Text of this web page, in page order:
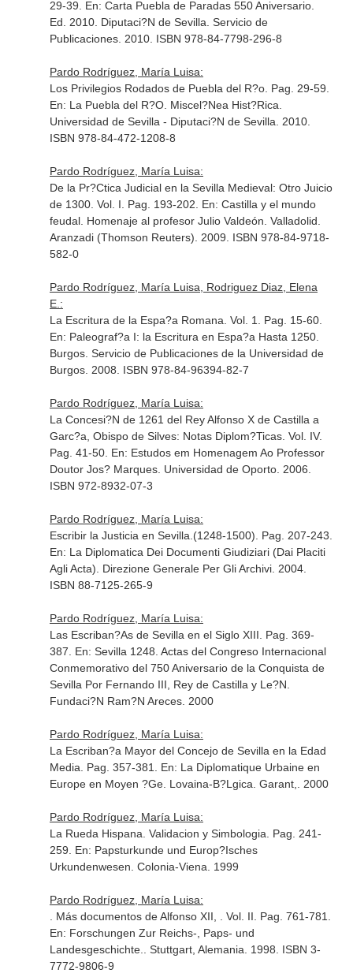
29-39. En: Carta Puebla de Paradas 550 Aniversario.
Ed. 2010. Diputaci?N de Sevilla. Servicio de
Publicaciones. 2010. ISBN 978-84-7798-296-8
Pardo Rodríguez, María Luisa:
Los Privilegios Rodados de Puebla del R?o. Pag. 29-59.
En: La Puebla del R?O. Miscel?Nea Hist?Rica
Universidad de Sevilla - Diputaci?N de Sevilla. 2010.
ISBN 978-84-472-1208-8
Pardo Rodríguez, María Luisa:
De la Pr?Ctica Judicial en la Sevilla Medieval: Otro Juicio
de 1300. Vol. I. Pag. 193-202. En: Castilla y el mundo
feudal. Homenaje al profesor Julio Valdeón . Valladolid.
Aranzadi (Thomson Reuters). 2009. ISBN 978-84-9718-
582-0
Pardo Rodríguez, María Luisa, Rodriguez Diaz, Elena
E.:
La Escritura de la Espa?a Romana. Vol. 1. Pag. 15-60.
En: Paleograf?a I: la Escritura en Espa?a Hasta 1250.
Burgos. Servicio de Publicaciones de la Universidad de
Burgos. 2008. ISBN 978-84-96394-82-7
Pardo Rodríguez, María Luisa:
La Concesi?N de 1261 del Rey Alfonso X de Castilla a
Garc?a, Obispo de Silves: Notas Diplom?Ticas. Vol. IV.
Pag. 41-50. En: Estudos em Homenagem Ao Professor
Doutor Jos? Marques. Universidad de Oporto. 2006.
ISBN 972-8932-07-3
Pardo Rodríguez, María Luisa:
Escribir la Justicia en Sevilla.(1248-1500). Pag. 207-243.
En: La Diplomatica Dei Documenti Giudiziari (Dai Placiti
Agli Acta) . Direzione Generale Per Gli Archivi. 2004.
ISBN 88-7125-265-9
Pardo Rodríguez, María Luisa:
Las Escriban?As de Sevilla en el Siglo XIII. Pag. 369-
387. En: Sevilla 1248. Actas del Congreso Internacional
Conmemorativo del 750 Aniversario de la Conquista de
Sevilla Por Fernando III, Rey de Castilla y Le?N
Fundaci?N Ram?N Areces. 2000
Pardo Rodríguez, María Luisa:
La Escriban?a Mayor del Concejo de Sevilla en la Edad
Media. Pag. 357-381. En: La Diplomatique Urbaine en
Europe en Moyen ?Ge. Lovaina-B?Lgica. Garant,. 2000
Pardo Rodríguez, María Luisa:
La Rueda Hispana. Validacion y Simbologia. Pag. 241-
259. En: Papsturkunde und Europ?Isches
Urkundenwesen . Colonia-Viena. 1999
Pardo Rodríguez, María Luisa:
. Más documentos de Alfonso XII, . Vol. II. Pag. 761-781.
En: Forschungen Zur Reichs-, Paps- und
Landesgeschichte.
. Stuttgart, Alemania. 1998. ISBN 3-
7772-9806-9